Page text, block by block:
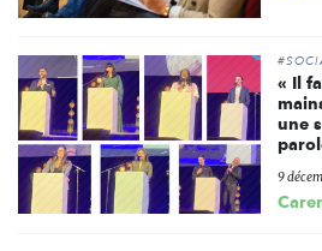
« Il
une
9